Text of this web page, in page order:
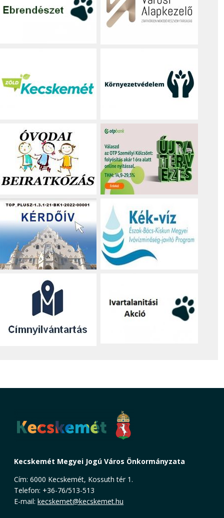
Kecskemét Megyei Jogú Város Önkormányzata
Cím: 6000 Kecskemét, Kossuth tér 1.
Telefon: +36-76/513-513
E-mail: kecskemet@kecskemet.hu